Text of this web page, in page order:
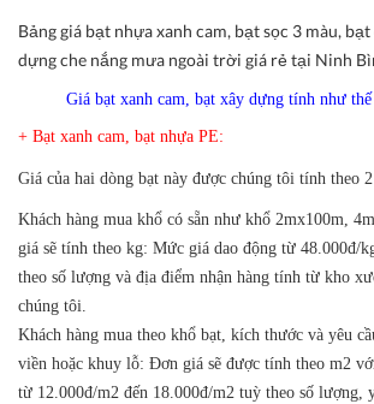
Bảng giá bạt nhựa xanh cam, bạt sọc 3 màu,
dựng che nắng mưa ngoài trời giá rẻ tại Ninh
Giá bạt xanh cam, bạt xây dựng tính như thế
+ Bạt xanh cam, bạt nhựa PE:
Giá của hai dòng bạt này được chúng tôi tính theo
Khách hàng mua khổ có sẵn như khổ 2mx100m,
giá sẽ tính theo kg: Mức giá dao động từ 48.000đ/
theo số lượng và địa điểm nhận hàng tính từ kho
chúng tôi.
Khách hàng mua theo khổ bạt, kích thước và yêu
viền hoặc khuy lỗ: Đơn giá sẽ được tính theo m2
từ 12.000đ/m2 đến 18.000đ/m2 tuỳ theo số lượng,